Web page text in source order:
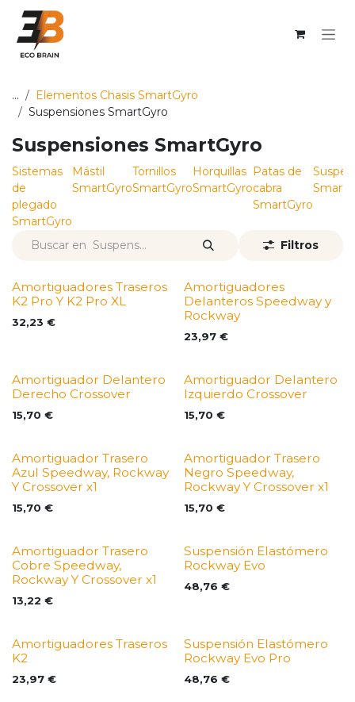
...
Elementos Chasis SmartGyro
Suspensiones SmartGyro
Suspensiones SmartGyro
Sistemas
de
plegado
SmartGyro
Mástil
SmartGyro
Tornillos
SmartGyro
Horquillas
SmartGyro
Patas de
cabra
SmartGyro
Filtros
Amortiguadores Traseros
K2 Pro Y K2 Pro XL
32,23 €
Amortiguadores
Delanteros Speedway y
Rockway
23,97€
Amortiguador Delantero
Derecho Crossover
15,70 €
Amortiguador Delantero
Izquierdo Crossover
15,70 €
Amortiguador Trasero
Azul Speedway, Rockway
Y Crossover x1
15,70 €
Amortiguador Trasero
Negro Speedway,
Rockway Y Crossover x1
15,70 €
Amortiguador Trasero
Cobre Speedway,
Rockway Y Crossover x1
13,22 €
Suspensión Elastómero
Rockway Evo
48,76 €
Amortiguadores Traseros
K2
23,97 €
Suspensión Elastómero
Rockway Evo Pro
48,76 €